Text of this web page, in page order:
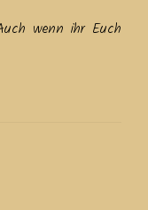
wenn ihr Euch